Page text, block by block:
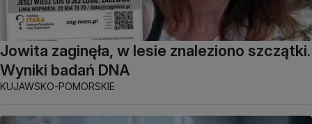
Jowita zaginęła, w lesie znaleziono szczątki.
Wyniki badań DNA
KUJAWSKO-POMORSKIE